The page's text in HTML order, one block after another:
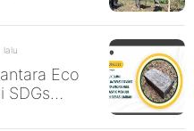
lalu
Eco
SDGs